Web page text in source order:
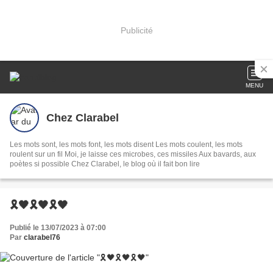
Publicité
MENU
Chez Clarabel
Les mots sont, les mots font, les mots disent Les mots coulent, les mots
roulent sur un fil Moi, je laisse ces microbes, ces missiles Aux bavards, aux
poètes si possible Chez Clarabel, le blog où il fait bon lire
🎗️🖤🎗️🖤🎗️🖤
Publié le 13/07/2023 à 07:00
Par clarabel76